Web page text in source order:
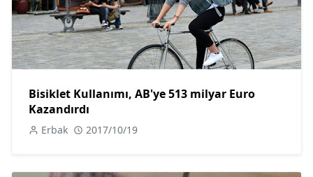
Bisiklet Kullanımı, AB'ye 513 milyar Euro
Kazandırdı
Erbak 2017/10/19